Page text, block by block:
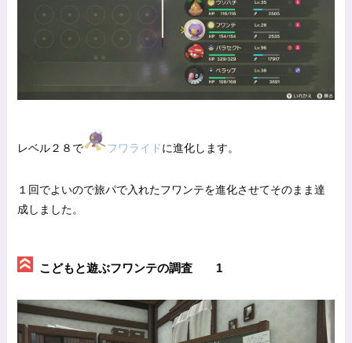
レベル２８で フワライドに進化します。
１回でよいので旅パで入れたフワンテを進化させてそのまま達
成しました。
こどもと遊ぶフワンテの調査 1